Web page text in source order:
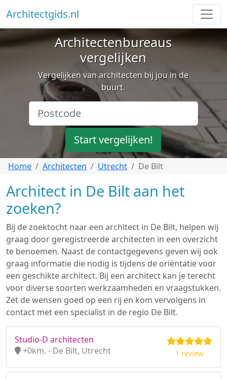
Architectgids.nl
Architectenbureaus
vergelijken
Vergelijken van architecten bij jou in de
buurt.
Start vergelijken!
Home Architecten Utrecht De Bilt
Architect in De Bilt aan het
zoeken?
Bij de zoektocht naar een architect in De Bilt, helpen wij
graag door geregistreerde architecten in een overzicht
te benoemen. Naast de contactgegevens geven wij ook
graag informatie die nodig is tijdens de oriëntatie voor
een geschikte architect. Bij een architect kan je terecht
voor diverse soorten werkzaamheden en vraagstukken.
Zet de wensen goed op een rij en kom vervolgens in
contact met een specialist in de regio De Bilt.
Studio-D architecten
+0km. - De Bilt, Utrecht
1 review